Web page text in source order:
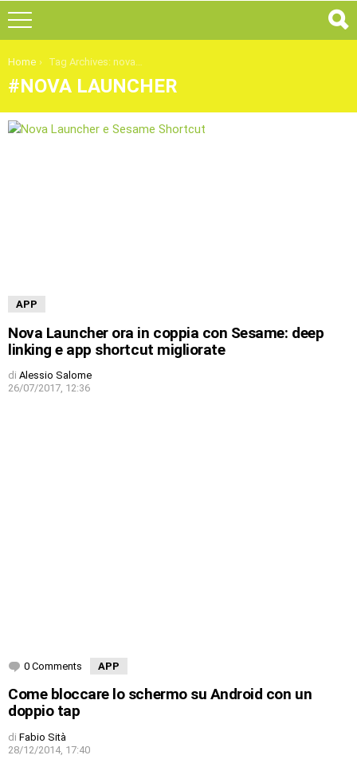
You are here:
Home Tag Archives: nova launcher
NOVA LAUNCHER
ULTIMI
APP
Nova Launcher ora in coppia con Sesame: deep
linking e app shortcut migliorate
di Alessio Salome
26/07/2017, 12:36
0 Comments APP
Come bloccare lo schermo su Android con un
doppio tap
di Fabio Sità
28/12/2014, 17:40